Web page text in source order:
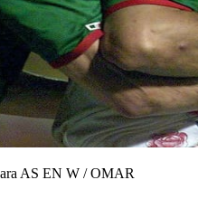
AS EN W /OMAR